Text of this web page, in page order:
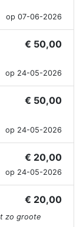
op 07-06-2026
€ 50,00
op 24-05-2026
€ 50,00
op 24-05-2026
€ 20,00
op 24-05-2026
€ 20,00
zo groote